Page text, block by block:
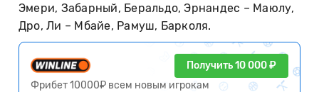
Эмери, Забарный, Беральдо, Эрнандес – Маюлу,
Дро, Ли – Мбайе, Рамуш, Барколя.
Получить 10 000 ₽
Фрибет 10000₽ всем новым игрокам